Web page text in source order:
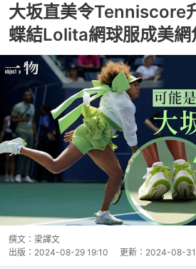
大坂直美令
蝶結Lolita網球服成美網
撰文： 梁譯文
出版： 2024-08-29 19:10 更新： 2024-08-